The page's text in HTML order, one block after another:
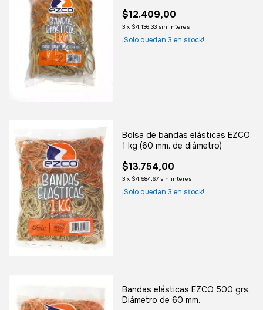
$12.409,00
3 x $4.136,33 sin interés
¡Solo quedan 3 en stock!
Bolsa de bandas elásticas EZCO
1 kg (60 mm. de diámetro)
$13.754,00
3 x $4.584,67 sin interés
¡Solo quedan 3 en stock!
Bandas elásticas EZCO 500 grs.
Diámetro de 60 mm.